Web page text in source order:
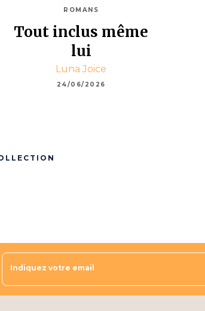
ROMANS
Tout inclus même
lui
Luna Joice
24/06/2026
Indiquez votre email